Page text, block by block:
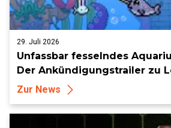
29. Juli 2026
Unfassbar fesselndes
Der Ankündigungstrailer zu
Zur News